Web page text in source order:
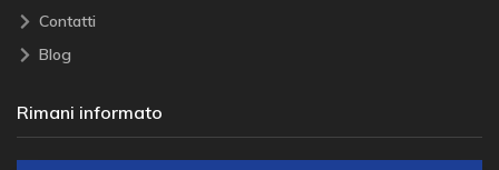
Contatti
Blog
Rimani informato